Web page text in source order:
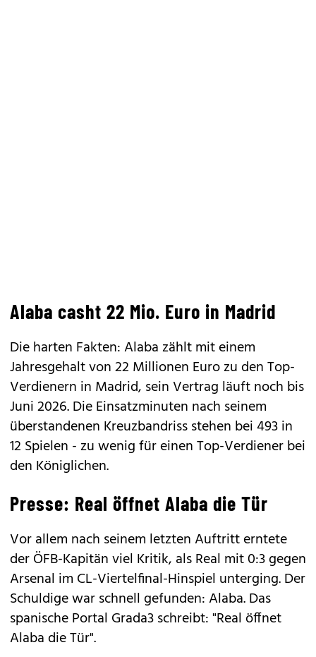
Alaba casht 22 Mio. Euro in Madrid
Die harten Fakten: Alaba zählt mit einem
Jahresgehalt von 22 Millionen Euro zu den Top-
Verdienern in Madrid, sein Vertrag läuft noch bis
Juni 2026. Die Einsatzminuten nach seinem
überstandenen Kreuzbandriss stehen bei 493 in
12 Spielen - zu wenig für einen Top-Verdiener bei
den Königlichen.
Presse: Real öffnet Alaba die Tür
Vor allem nach seinem letzten Auftritt erntete
der ÖFB-Kapitän viel Kritik, als Real mit 0:3 gegen
Arsenal im CL-Viertelfinal-Hinspiel unterging. Der
Schuldige war schnell gefunden: Alaba. Das
spanische Portal Grada3 schreibt: "Real öffnet
Alaba die Tür".